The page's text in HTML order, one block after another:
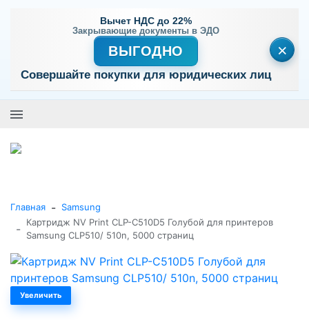
Вычет НДС до 22%
Закрывающие документы в ЭДО
ВЫГОДНО
Совершайте покупки для юридических лиц
×
Главная - Samsung
-
Картридж NV Print CLP-C510D5 Голубой для принтеров
Samsung CLP510/ 510n, 5000 страниц
Увеличить